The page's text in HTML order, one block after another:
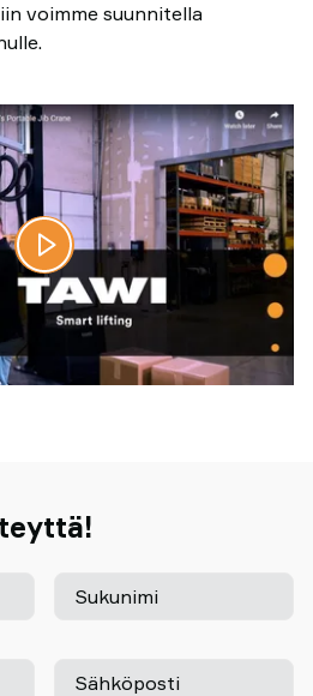
voimme suunnitella
Sukunimi
Sähköposti